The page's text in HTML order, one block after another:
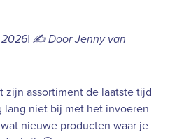
✍️ Door Jenny van
zijn assortiment de laatste tijd
niet bij met het invoeren
nieuwe producten waar je